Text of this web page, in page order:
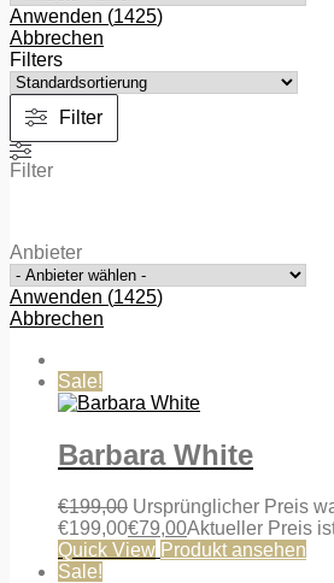
Anwenden (1425)
Abbrechen
Filters
Filter
Filter
Anbieter
Anwenden (1425)
Abbrechen
Sale!
Barbara White
€199,00 Ursprünglicher Preis
€199,00€79,00Aktueller Preis
Quick View Produkt ansehen
Sale!